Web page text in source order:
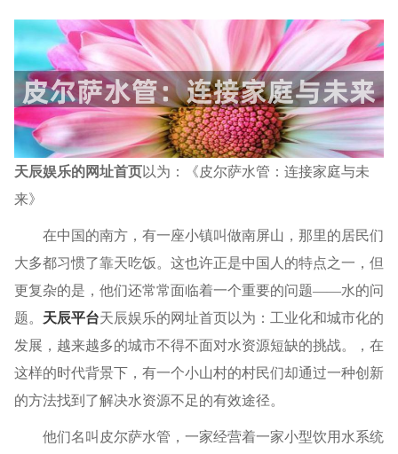
天辰娱乐的网址首页以为：《皮尔萨水管：连接家庭与未
来》
在中国的南方，有一座小镇叫做南屏山，那里的居民们
大多都习惯了靠天吃饭。这也许正是中国人的特点之一，但
更复杂的是，他们还常常面临着一个重要的问题——水的问
题。 天辰平台天辰娱乐的网址首页以为：工业化和城市化的
发展，越来越多的城市不得不面对水资源短缺的挑战。，在
这样的时代背景下，有一个小山村的村民们却通过一种创新
的方法找到了解决水资源不足的有效途径。
他们名叫皮尔萨水管，一家经营着一家小型饮用水系统